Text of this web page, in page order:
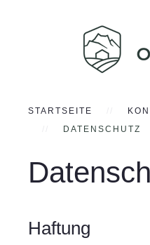
STARTSEITE
DATENSCHUTZ
Haftung